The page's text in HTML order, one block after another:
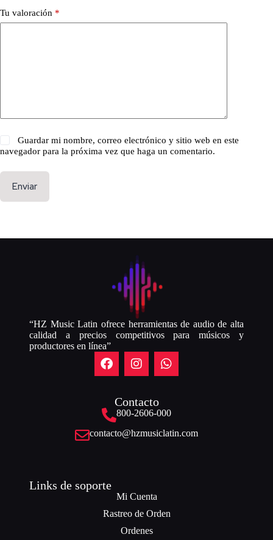
Tu valoración *
Guardar mi nombre, correo electrónico y sitio web en este
navegador para la próxima vez que haga un comentario.
Enviar
“HZ Music Latin ofrece herramientas de audio de alta
calidad a precios competitivos para músicos y
productores en línea”
Contacto
800-2606-000
contacto@hzmusiclatin.com
Links de soporte
Mi Cuenta
Rastreo de Orden
Ordenes